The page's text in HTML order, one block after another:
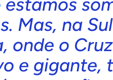
Mas, na
onde o
e gigante,